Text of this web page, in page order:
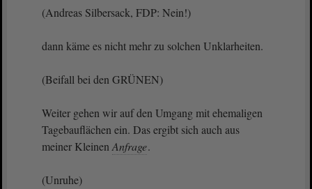
(Andreas Silbersack, FDP: Nein!)
dann käme es nicht mehr zu solchen Unklarheiten.
(Beifall bei den GRÜNEN)
Weiter gehen wir auf den Umgang mit ehemaligen
Tagebauflächen ein. Das ergibt sich auch aus
meiner Kleinen Anfrage.
(Unruhe)